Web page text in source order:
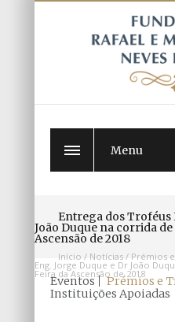
Menu
Entrega dos Troféus
João Duque na corrida
Ascensão de 2018
Início / Notícias / Prémios
Eng. Jorge Duque e Dr João
Feira da Ascensão de 2018
Eventos
Prémios e
Instituições Apoiadas